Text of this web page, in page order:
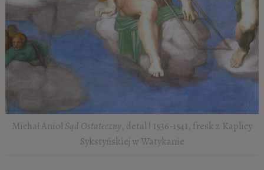
Michał Anioł Sąd Ostateczny, detal ǀ 1536-1541, fresk z Kaplicy
Sykstyńskiej w Watykanie